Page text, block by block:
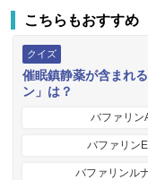
こちらもおすすめ
クイズ
催眠鎮静薬が含まれ
ン」は？
バファリン
バファリン
バファリンル